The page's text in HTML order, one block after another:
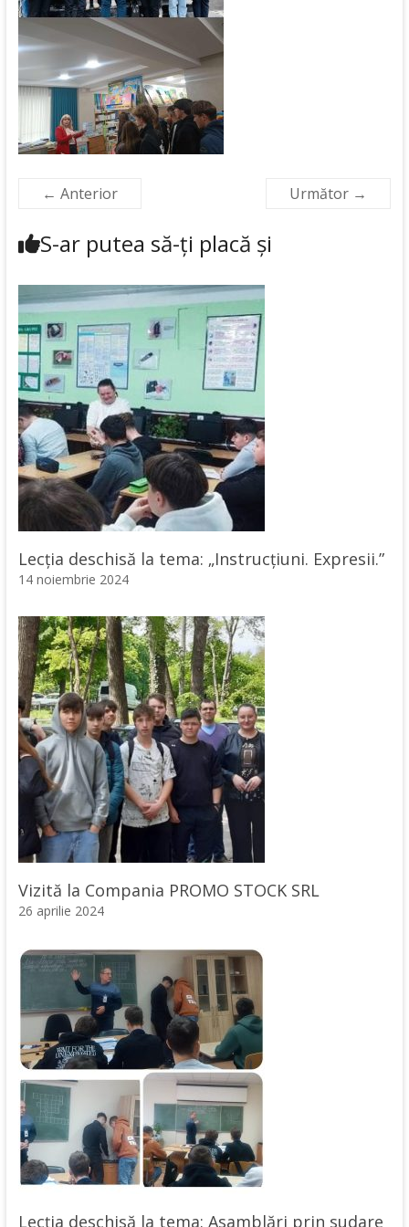
← Anterior Următor →
S-ar putea să-ți placă și
Lecţia deschisă la tema: „Instrucţiuni. Expresii.”
14 noiembrie 2024
Vizită la Compania PROMO STOCK SRL
26 aprilie 2024
Lecția deschisă la tema: Asamblări prin sudare